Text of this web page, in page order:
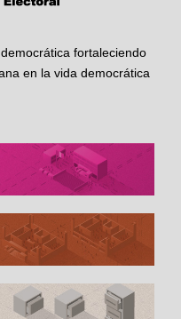
fortaleciendo
en la vida democrática